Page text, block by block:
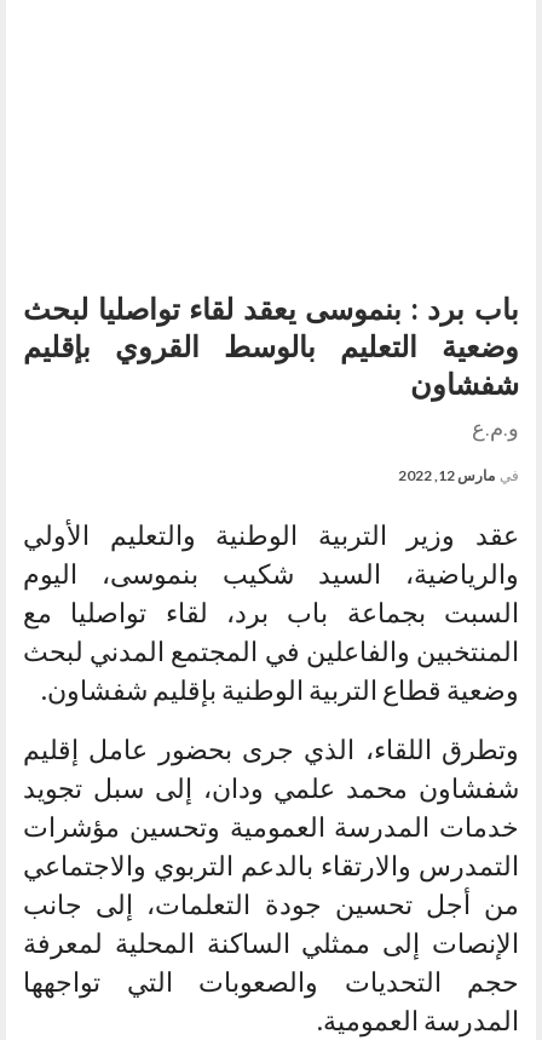
باب برد : بنموسى يعقد لقاء تواصليا لبحث
وضعية التعليم بالوسط القروي بإقليم
شفشاون
و.م.ع
في مارس 12, 2022
عقد وزير التربية الوطنية والتعليم الأولي
والرياضية، السيد شكيب بنموسى، اليوم
السبت بجماعة باب برد، لقاء تواصليا مع
المنتخبين والفاعلين في المجتمع المدني لبحث
وضعية قطاع التربية الوطنية بإقليم شفشاون.
وتطرق اللقاء، الذي جرى بحضور عامل إقليم
شفشاون محمد علمي ودان، إلى سبل تجويد
خدمات المدرسة العمومية وتحسين مؤشرات
التمدرس والارتقاء بالدعم التربوي والاجتماعي
من أجل تحسين جودة التعلمات، إلى جانب
الإنصات إلى ممثلي الساكنة المحلية لمعرفة
حجم التحديات والصعوبات التي تواجهها
المدرسة العمومية.